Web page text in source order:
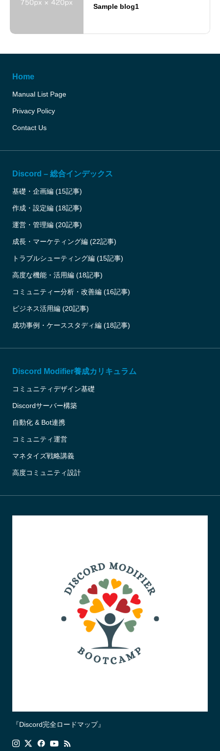
Sample blog1
Home
Manual List Page
Privacy Policy
Contact Us
Discord – 総合インデックス
基礎・企画編 (15記事)
作成・設定編 (18記事)
運営・管理編 (20記事)
成長・マーケティング編 (22記事)
トラブルシューティング編 (15記事)
高度な機能・活用編 (18記事)
コミュニティー分析・改善編 (16記事)
ビジネス活用編 (20記事)
成功事例・ケーススタディ編 (18記事)
Discord Modifier養成カリキュラム
コミュニティデザイン基礎
Discordサーバー構築
自動化 & Bot連携
コミュニティ運営
マネタイズ戦略講義
高度コミュニティ設計
『Discord完全ロードマップ』